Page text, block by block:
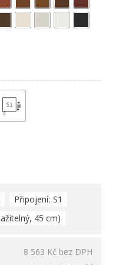
Připojení S1
45 cm)
8 563 Kč bez DPH